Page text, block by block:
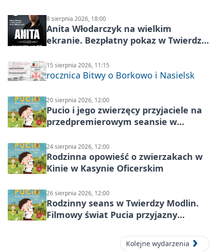
8 sierpnia 2026, 18:00
Anita Włodarczyk na wielkim
ekranie. Bezpłatny pokaz w Twierdzy
15 sierpnia 2026, 11:15
rocznica Bitwy o Borkowo i Nasielsk
20 sierpnia 2026, 12:00
Pucio i jego zwierzęcy przyjaciele na
przedpremierowym seansie w
24 sierpnia 2026, 12:00
Rodzinna opowieść o zwierzakach w
Kinie w Kasynie Oficerskim
26 sierpnia 2026, 12:00
Rodzinny seans w Twierdzy Modlin.
Filmowy świat Pucia przyjazny
Kolejne wydarzenia